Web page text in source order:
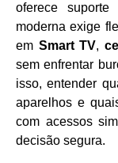
oferece suporte
moderna exige
em Smart TV,
sem enfrentar
isso, entender
aparelhos e
com acessos
decisão segura.